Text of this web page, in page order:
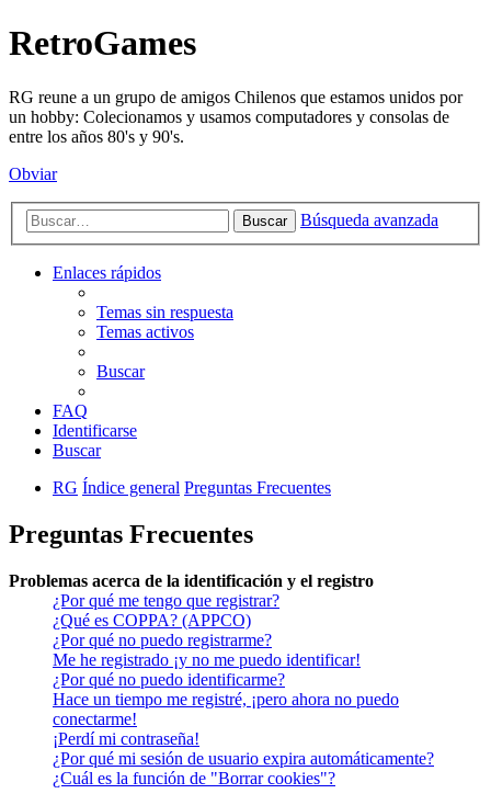
RetroGames
RG reune a un grupo de amigos Chilenos que estamos unidos por
un hobby: Colecionamos y usamos computadores y consolas de
entre los años 80's y 90's.
Obviar
Buscar Búsqueda avanzada
Enlaces rápidos
Temas sin respuesta
Temas activos
Buscar
FAQ
Identificarse
Buscar
RG Índice general Preguntas Frecuentes
Preguntas Frecuentes
Problemas acerca de la identificación y el registro
¿Por qué me tengo que registrar?
¿Qué es COPPA? (APPCO)
¿Por qué no puedo registrarme?
Me he registrado ¡y no me puedo identificar!
¿Por qué no puedo identificarme?
Hace un tiempo me registré, ¡pero ahora no puedo
conectarme!
¡Perdí mi contraseña!
¿Por qué mi sesión de usuario expira automáticamente?
¿Cuál es la función de "Borrar cookies"?